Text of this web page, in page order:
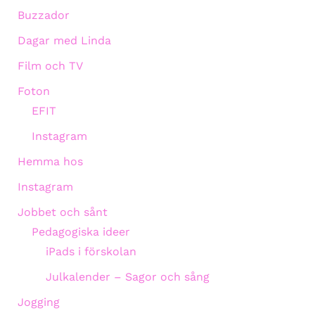
Buzzador
Dagar med Linda
Film och TV
Foton
EFIT
Instagram
Hemma hos
Instagram
Jobbet och sånt
Pedagogiska ideer
iPads i förskolan
Julkalender – Sagor och sång
Jogging